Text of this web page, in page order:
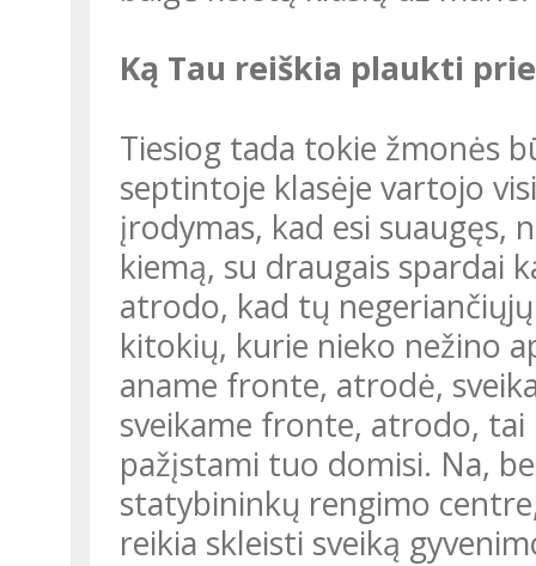
Ką Tau reiškia plaukti
Tiesiog tada tokie žmonės būrėsi aplink mane. Alkoholį šeštoje
septintoje klasėje vartojo
įrodymas, kad esi suaugęs,
kiemą, su draugais spardai
atrodo, kad tų
kitokių, kurie nieko nežino
aname fronte, atrodė,
sveikame fronte, atrodo,
pažįstami tuo domisi. Na,
statybininkų rengimo
reikia skleisti sveiką